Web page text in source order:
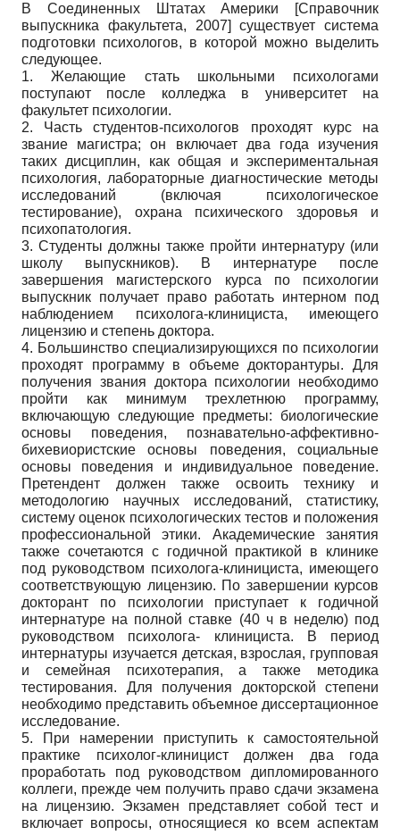
В Соединенных Штатах Америки [Справочник
выпускника факультета, 2007] существует система
подготовки психологов, в которой можно выделить
следующее.
1. Желающие стать школьными психологами
поступают после колледжа в университет на
факультет психологии.
2. Часть студентов-психологов проходят курс на
звание магистра; он включает два года изучения
таких дисциплин, как общая и экспериментальная
психология, лабораторные диагностические методы
исследований (включая психологическое
тестирование), охрана психического здоровья и
психопатология.
3. Студенты должны также пройти интернатуру (или
школу выпускников). В интернатуре после
завершения магистерского курса по психологии
выпускник получает право работать интерном под
наблюдением психолога-клинициста, имеющего
лицензию и степень доктора.
4. Большинство специализирующихся по психологии
проходят программу в объеме докторантуры. Для
получения звания доктора психологии необходимо
пройти как минимум трехлетнюю программу,
включающую следующие предметы: биологические
основы поведения, познавательно-аффективно-
бихевиористские основы поведения, социальные
основы поведения и индивидуальное поведение.
Претендент должен также освоить технику и
методологию научных исследований, статистику,
систему оценок психологических тестов и положения
профессиональной этики. Академические занятия
также сочетаются с годичной практикой в клинике
под руководством психолога-клинициста, имеющего
соответствующую лицензию. По завершении курсов
докторант по психологии приступает к годичной
интернатуре на полной ставке (40 ч в неделю) под
руководством психолога- клинициста. В период
интернатуры изучается детская, взрослая, групповая
и семейная психотерапия, а также методика
тестирования. Для получения докторской степени
необходимо представить объемное диссертационное
исследование.
5. При намерении приступить к самостоятельной
практике психолог-клиницист должен два года
проработать под руководством дипломированного
коллеги, прежде чем получить право сдачи экзамена
на лицензию. Экзамен представляет собой тест и
включает вопросы, относящиеся ко всем аспектам